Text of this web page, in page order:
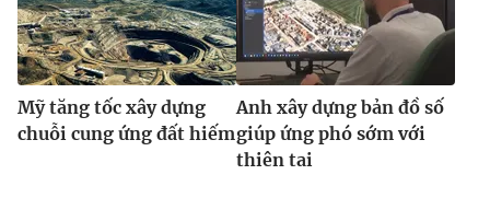
Mỹ tăng tốc xây dựng
chuỗi cung ứng đất hiếm
Anh xây dựng bản đồ số
giúp ứng phó sớm với
thiên tai